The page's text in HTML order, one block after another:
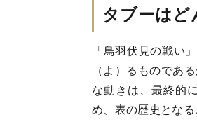
タブーはど
「鳥羽伏見の戦い
（よ）るものであ
な動きは、最終的
め、表の歴史とな